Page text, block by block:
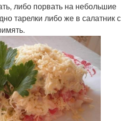
либо порвать на небольшие
тарелки либо же в салатник с